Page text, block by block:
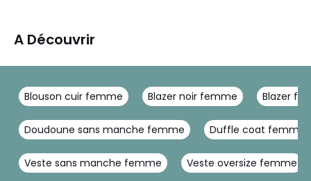
A Découvrir
Blouson cuir femme Blazer noir femme Blazer
Doudoune sans manche femme Duffle coat femme
Veste sans manche femme Veste oversize femme